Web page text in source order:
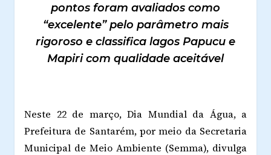
pontos foram avaliados como
“excelente” pelo parâmetro mais
rigoroso e classifica lagos Papucu e
Mapiri com qualidade aceitável
Neste 22 de março, Dia Mundial da Água, a
Prefeitura de Santarém, por meio da Secretaria
Municipal de Meio Ambiente (Semma), divulga